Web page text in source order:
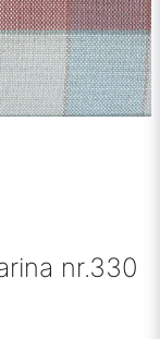
nr.330